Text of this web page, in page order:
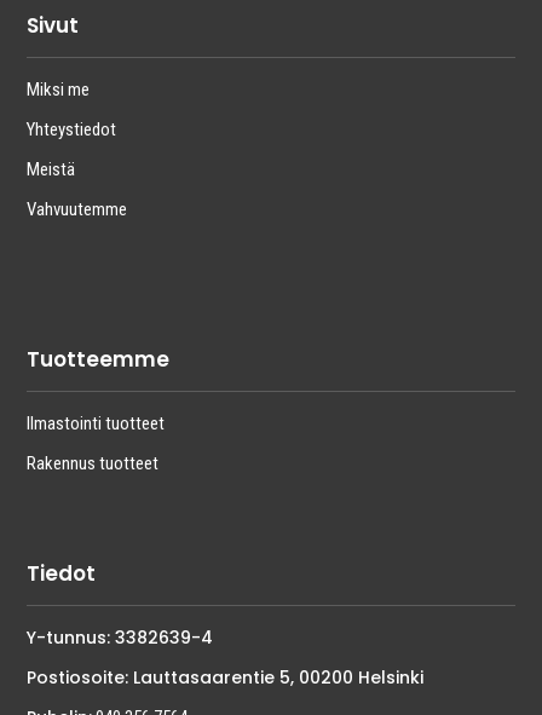
Sivut
Miksi me
Yhteystiedot
Meistä
Vahvuutemme
Tuotteemme
Ilmastointi tuotteet
Rakennus tuotteet
Tiedot
Y-tunnus: 3382639-4
Postiosoite: Lauttasaarentie 5, 00200 Helsinki